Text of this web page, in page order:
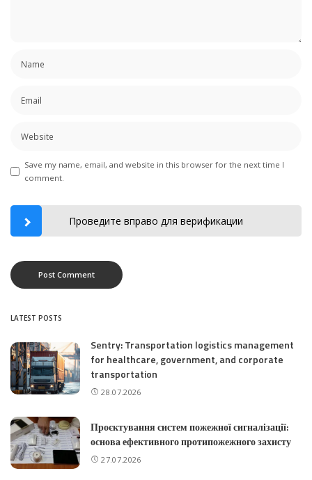
Save my name, email, and website in this browser for the next time I
comment.
Проведите вправо для верификации
LATEST POSTS
Sentry: Transportation logistics management
for healthcare, government, and corporate
transportation
28.07.2026
Проєктування систем пожежної сигналізації:
основа ефективного протипожежного захисту
27.07.2026